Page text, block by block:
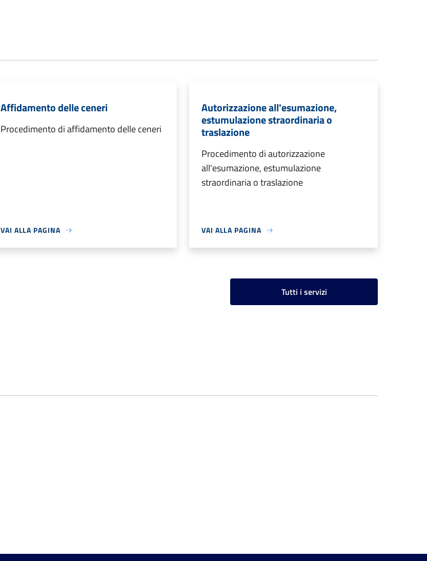
Affidamento delle ceneri
Procedimento di affidamento delle ceneri
VAI ALLA PAGINA
Autorizzazione all'esumazione,
estumulazione straordinaria o
traslazione
Procedimento di autorizzazione
all'esumazione, estumulazione
straordinaria o traslazione
VAI ALLA PAGINA
Tutti i servizi